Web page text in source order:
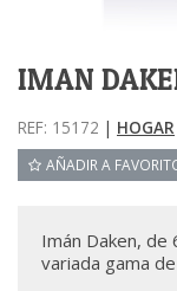
IMAN
REF: 15172 | HOGAR
AÑADIR A
Imán Daken, de
variada gama